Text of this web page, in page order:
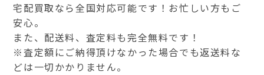
宅配買取なら全国対応可能です！お忙しい方もご
安心。
また、配送料、査定料も完全無料です！
※査定額にご納得頂けなかった場合でも返送料な
どは一切かかりません。